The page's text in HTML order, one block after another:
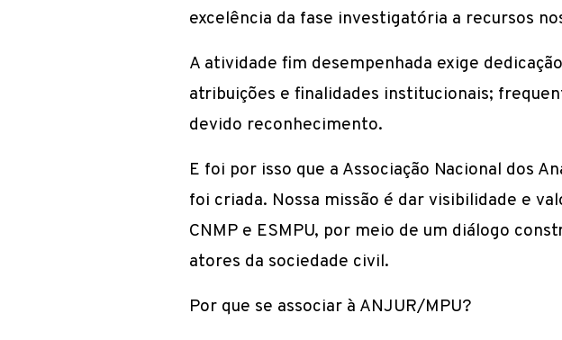
excelência da fase investigatória a recursos
A atividade fim desempenhada exige
atribuições e finalidades institucionais;
devido reconhecimento.
E foi por isso que a Associação Nacional dos
foi criada. Nossa missão é dar visibilidade e
CNMP e ESMPU, por meio de um diálogo
atores da sociedade civil.
Por que se associar à ANJUR/MPU?